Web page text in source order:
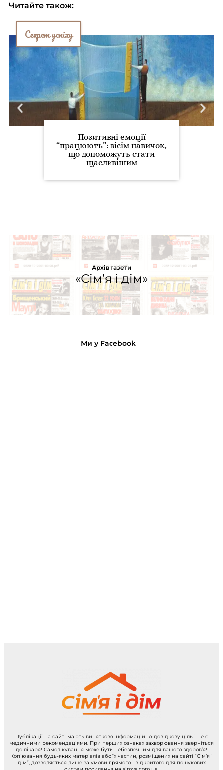
Читайте також:
Секрет успіху
Позитивні емоції
“працюють”: вісім навичок,
що допоможуть стати
щасливішим
Архів газети
«Сім’я і дім»
Ми у Facebook
Публікації на сайті мають винятково інформаційно-довідкову ціль і не є
медичними рекомендаціями. При перших ознаках захворювання зверніться
до лікаря! Самолікування може бути небезпечним для вашого здоров’я!
Копіювання будь-яких матеріалів або їх частин, розміщених на сайті “Сім’я і
дім”, дозволяється лише за умови прямого і відкритого для пошукових
систем посилання на simya.com.ua